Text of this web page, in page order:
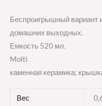
Беспроигрышный вариант
домашних выходных.
Емкость 520 мл.
Molti
каменная керамика;
Вес